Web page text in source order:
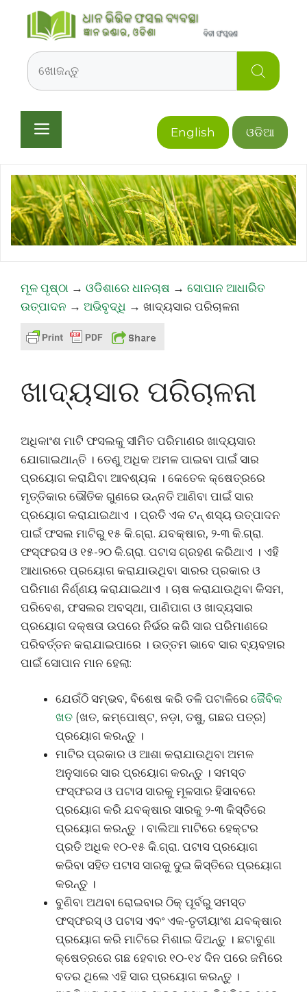
Search
English ଓଡିଆ
Menu
ମୂଳ ପୃଷ୍ଠା → ଓଡିଶାରେ ଧାନଚାଷ → ସୋପାନ ଆଧାରିତ
ଉତ୍ପାଦନ → ଅଭିବୃଦ୍ଧି → ଖାଦ୍ୟସାର ପରିଚାଳନା
ଖାଦ୍ୟସାର ପରିଚାଳନା
ଅଧିକାଂଶ ମାଟି ଫସଲକୁ ସୀମିତ ପରିମାଣର ଖାଦ୍ୟସାର
ଯୋଗାଇଥାନ୍ତି । ତେଣୁ ଅଧିକ ଅମଳ ପାଇବା ପାଇଁ ସାର
ପ୍ରୟୋଗ କରାଯିବା ଆବଶ୍ୟକ । କେତେକ କ୍ଷେତ୍ରରେ
ମୃତ୍ତିକାର ଭୌତିକ ଗୁଣରେ ଉନ୍ନତି ଆଣିବା ପାଇଁ ସାର
ପ୍ରୟୋଗ କରାଯାଇଥାଏ । ପ୍ରତି ଏକ ଟନ୍ ଶସ୍ୟ ଉତ୍ପାଦନ
ପାଇଁ ଫସଲ ମାଟିରୁ ୧୫ କି.ଗ୍ରା. ଯବକ୍ଷାର, ୨-୩ କି.ଗ୍ରା.
ଫସ୍ଫରସ ଓ ୧୫-୨୦ କି.ଗ୍ରା. ପଟାସ ଗ୍ରହଣ କରିଥାଏ । ଏହି
ଆଧାରରେ ପ୍ରୟୋଗ କରାଯାଉଥିବା ସାରର ପ୍ରକାର ଓ
ପରିମାଣ ନିର୍ଣ୍ଣୟ କରାଯାଇଥାଏ । ଚାଷ କରାଯାଉଥିବା କିସମ,
ପରିବେଶ, ଫସଲର ଅବସ୍ଥା, ପାଣିପାଗ ଓ ଖାଦ୍ୟସାର
ପ୍ରୟୋଗ ଦକ୍ଷତା ଉପରେ ନିର୍ଭର କରି ସାର ପରିମାଣରେ
ପରିବର୍ତ୍ତନ କରାଯାଇପାରେ । ଉତ୍ତମ ଭାବେ ସାର ବ୍ୟବହାର
ପାଇଁ ସୋପାନ ମାନ ହେଲା:
ଯେଉଁଠି ସମ୍ଭବ, ବିଶେଷ କରି ତଳି ପଟାଳିରେ ଜୈବିକ
ଖତ (ଖତ, କମ୍ପୋଷ୍ଟ, ନଡ଼ା, ତଷୁ, ଗଛର ପତ୍ର)
ପ୍ରୟୋଗ କରନ୍ତୁ ।
ମାଟିର ପ୍ରକାର ଓ ଆଶା କରାଯାଉଥିବା ଅମଳ
ଅନୁସାରେ ସାର ପ୍ରୟୋଗ କରନ୍ତୁ । ସମସ୍ତ
ଫସ୍ଫରସ ଓ ପଟାସ ସାରକୁ ମୂଳସାର ହିସାବରେ
ପ୍ରୟୋଗ କରି ଯବକ୍ଷାର ସାରକୁ ୨-୩ କିସ୍ତିରେ
ପ୍ରୟୋଗ କରନ୍ତୁ । ବାଲିଆ ମାଟିରେ ହେକ୍ଟର
ପ୍ରତି ଅଧିକ ୧୦-୧୫ କି.ଗ୍ରା. ପଟାସ ପ୍ରୟୋଗ
କରିବା ସହିତ ପଟାସ ସାରକୁ ଦୁଇ କିସ୍ତିରେ ପ୍ରୟୋଗ
କରନ୍ତୁ ।
ବୁଣିବା ଅଥବା ରୋଇବାର ଠିକ୍ ପୂର୍ବରୁ ସମସ୍ତ
ଫସ୍ଫରସ୍ ଓ ପଟାସ ଏବଂ ଏକ-ତୃତୀୟାଂଶ ଯବକ୍ଷାର
ପ୍ରୟୋଗ କରି ମାଟିରେ ମିଶାଇ ଦିଅନ୍ତୁ । ଛଟାବୁଣା
କ୍ଷେତ୍ରରେ ଗଛ ହେବାର ୧୦-୧୪ ଦିନ ପରେ ଜମିରେ
ବତର ଥିଲେ ଏହି ସାର ପ୍ରୟୋଗ କରନ୍ତୁ ।